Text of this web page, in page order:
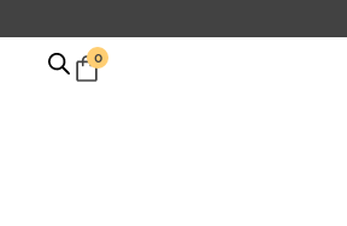
0